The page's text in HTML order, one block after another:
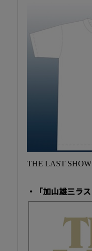
THE LAST
・「加山雄三ラ